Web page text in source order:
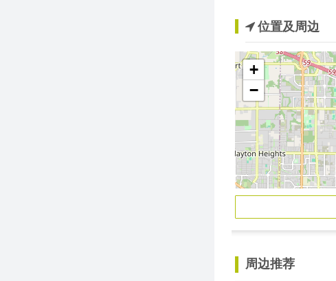
位置及周边
+
−
周边推荐